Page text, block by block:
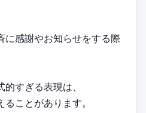
に感謝やお知らせをする際
すぎる表現は、
ことがあります。